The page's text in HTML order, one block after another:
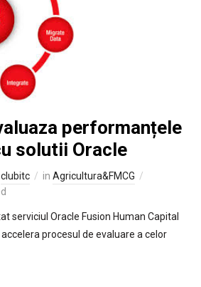
performanțele
solutii Oracle
clubitc in Agricultura&FMCG
serviciul Oracle Fusion Human Capital
procesul de evaluare a celor